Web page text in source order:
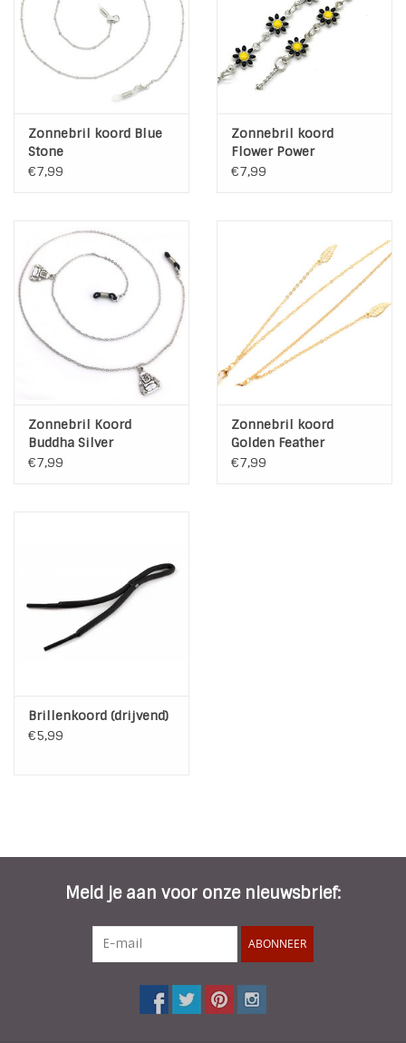
Zonnebril koord Blue
Stone
€7,99
Zonnebril koord
Flower Power
€7,99
Zonnebril Koord
Buddha Silver
€7,99
Zonnebril koord
Golden Feather
€7,99
Brillenkoord (drijvend)
€5,99
Meld je aan voor onze nieuwsbrief:
ABONNEER